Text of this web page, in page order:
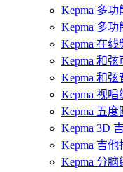
Kepma 多
Kepma 多
Kepma 在
Kepma 和弦
Kepma 和
Kepma 视
Kepma 五度
Kepma 3D
Kepma 吉他
Kepma 分